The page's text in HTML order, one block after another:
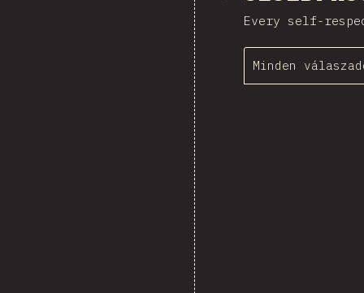
Every self-
Minden